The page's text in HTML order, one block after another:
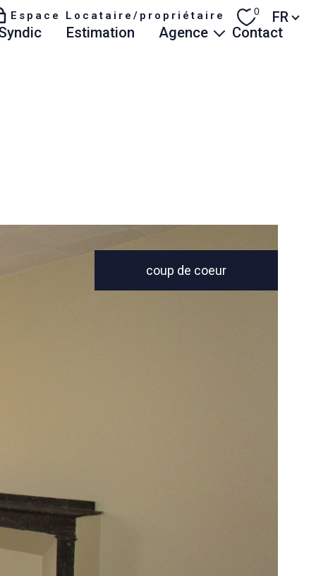
Espace Locataire/propriétaire 0 Langue
FR
syndic estimation agence contact
coup de coeur